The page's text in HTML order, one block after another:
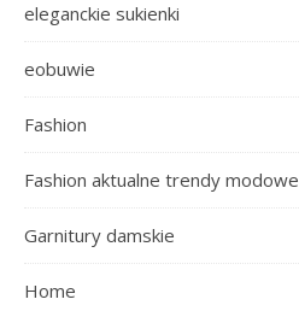
eleganckie sukienki
eobuwie
Fashion
Fashion aktualne trendy modowe
Garnitury damskie
Home